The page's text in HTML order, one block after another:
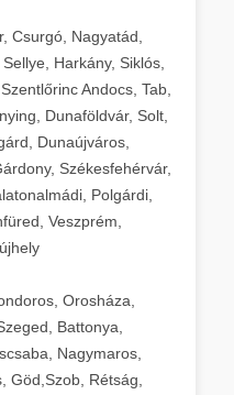
Csurgó, Nagyatád,
Harkány, Siklós,
Andocs, Tab,
Dunaföldvár, Solt,
Dunaújváros,
Székesfehérvár,
Polgárdi,
Veszprém,
Orosháza,
Battonya,
Nagymaros,
Göd,Szob, Rétság,